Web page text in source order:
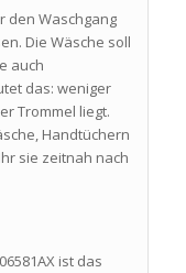
den Waschgang
Die Wäsche soll
auch
das: weniger
Trommel liegt.
Handtüchern
sie zeitnah nach
ist das